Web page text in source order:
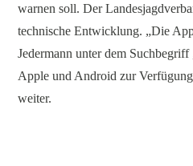
warnen soll. Der
technische Entwicklung. „Die
Jedermann unter dem
Apple und Android zur
weiter.